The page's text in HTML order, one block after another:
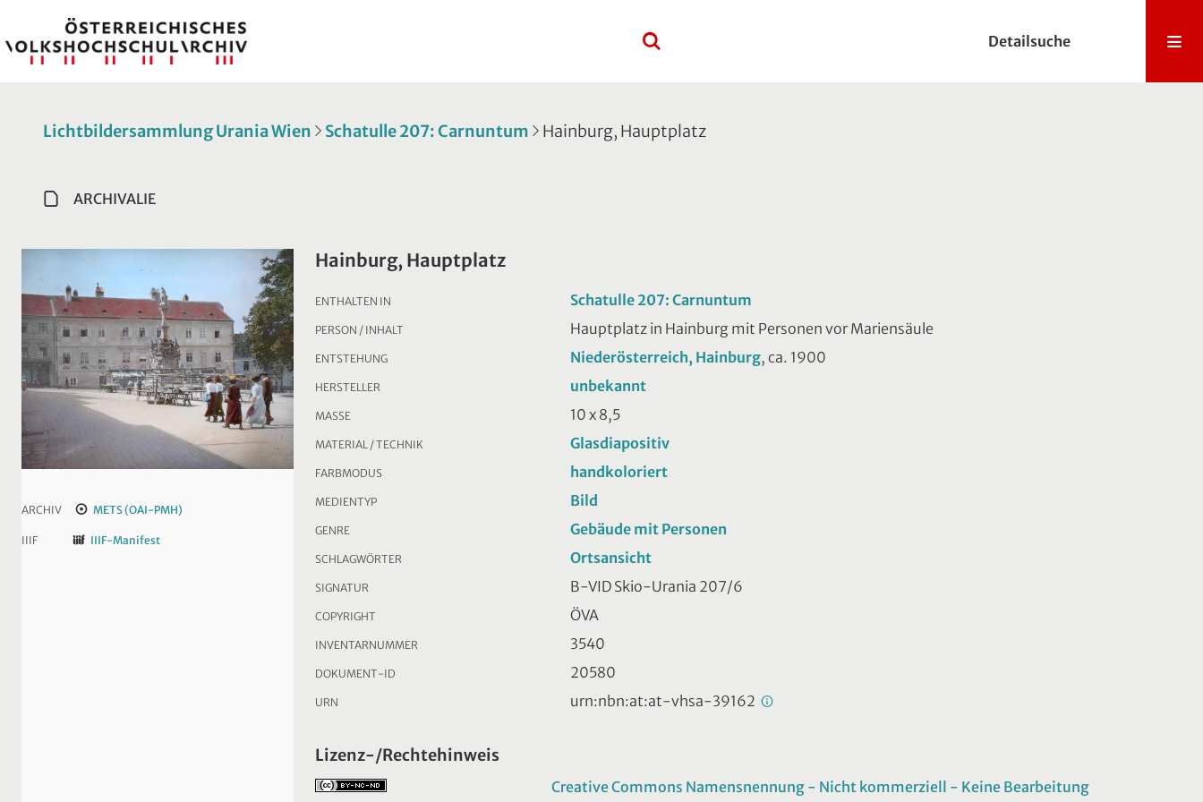
Detailsuche
Lichtbildersammlung Urania Wien Schatulle 207: Carnuntum Hainburg, Hauptplatz
ARCHIVALIE
ARCHIV METS (OAI-PMH)
IIIF IIIF-Manifest
Hainburg, Hauptplatz
ENTHALTEN IN Schatulle 207: Carnuntum
PERSON / INHALT Hauptplatz in Hainburg mit Personen vor Mariensäule
ENTSTEHUNG Niederösterreich, Hainburg, ca. 1900
HERSTELLER unbekannt
MASSE 10 x 8,5
MATERIAL / TECHNIK Glasdiapositiv
FARBMODUS handkoloriert
MEDIENTYP Bild
GENRE Gebäude mit Personen
SCHLAGWÖRTER Ortsansicht
SIGNATUR B-VID Skio-Urania 207/6
COPYRIGHT ÖVA
INVENTARNUMMER 3540
DOKUMENT-ID 20580
URN urn:nbn:at:at-vhsa-39162
Lizenz-/Rechtehinweis
Creative Commons Namensnennung - Nicht kommerziell - Keine Bearbeitung